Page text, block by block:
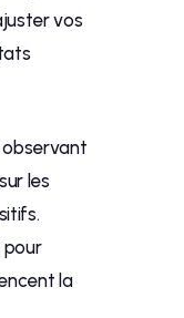
vos
observant
les
pour
la